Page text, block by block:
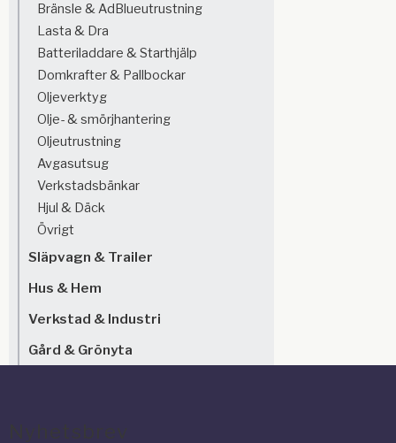
Bränsle & AdBlueutrustning
Lasta & Dra
Batteriladdare & Starthjälp
Domkrafter & Pallbockar
Oljeverktyg
Olje- & smörjhantering
Oljeutrustning
Avgasutsug
Verkstadsbänkar
Hjul & Däck
Övrigt
Släpvagn & Trailer
Hus & Hem
Verkstad & Industri
Gård & Grönyta